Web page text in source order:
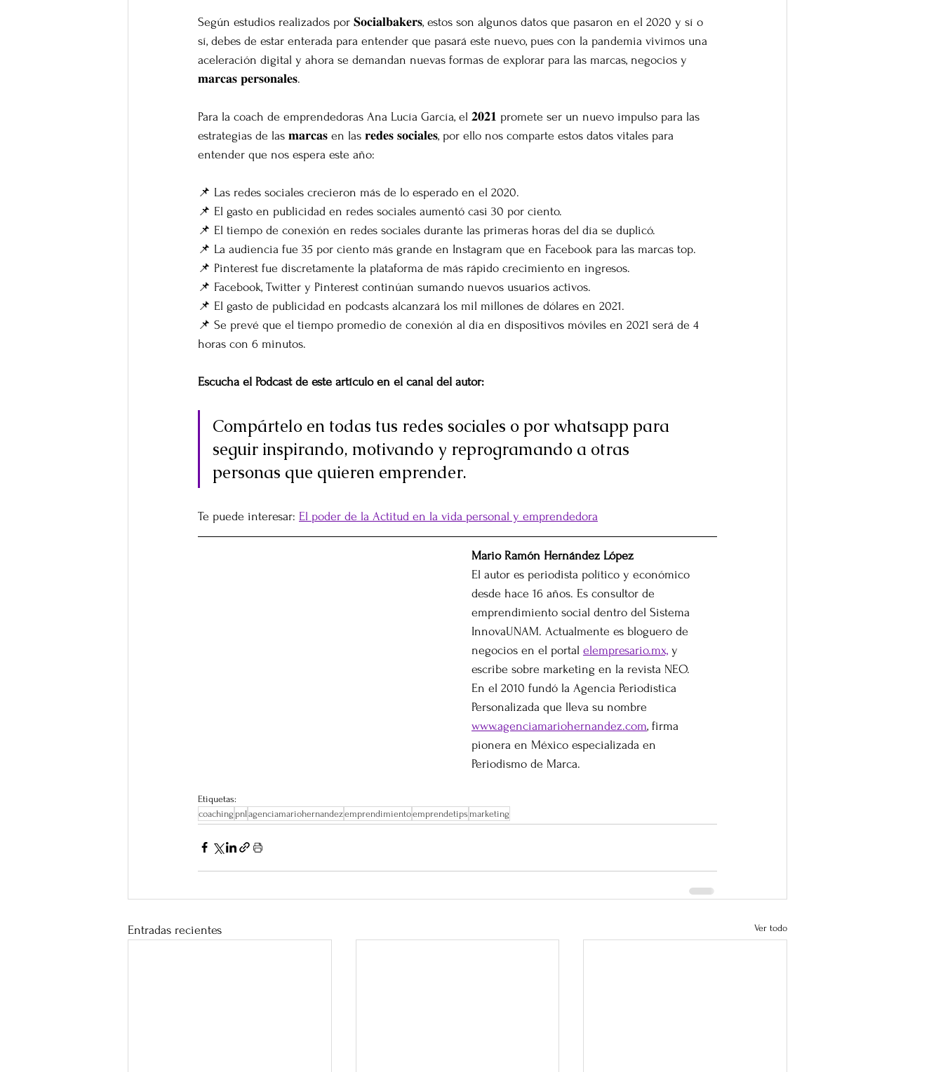
Según estudios realizados por 𝐒𝐨𝐜𝐢𝐚𝐥𝐛𝐚𝐤𝐞𝐫𝐬, estos son algunos datos que pasaron en el 2020 y sí o
sí, debes de estar enterada para entender que pasará este nuevo, pues con la pandemia vivimos una
aceleración digital y ahora se demandan nuevas formas de explorar para las marcas, negocios y
𝐦𝐚𝐫𝐜𝐚𝐬 𝐩𝐞𝐫𝐬𝐨𝐧𝐚𝐥𝐞𝐬.
Para la coach de emprendedoras Ana Lucía García, el 𝟐𝟎𝟐𝟏 promete ser un nuevo impulso para las
estrategias de las 𝐦𝐚𝐫𝐜𝐚𝐬 en las 𝐫𝐞𝐝𝐞𝐬 𝐬𝐨𝐜𝐢𝐚𝐥𝐞𝐬, por ello nos comparte estos datos vitales para
entender que nos espera este año:⁣
📌 Las redes sociales crecieron más de lo esperado en el 2020.⁣
📌 El gasto en publicidad en redes sociales aumentó casi 30 por ciento.⁣
📌 El tiempo de conexión en redes sociales durante las primeras horas del día se duplicó.⁣
📌 La audiencia fue 35 por ciento más grande en Instagram que en Facebook para las marcas top.⁣
📌 Pinterest fue discretamente la plataforma de más rápido crecimiento en ingresos.⁣
📌 Facebook, Twitter y Pinterest continúan sumando nuevos usuarios activos.⁣
📌 El gasto de publicidad en podcasts alcanzará los mil millones de dólares en 2021.⁣
📌 Se prevé que el tiempo promedio de conexión al día en dispositivos móviles en 2021 será de 4
horas con 6 minutos.⁣
Escucha el Podcast de este artículo en el canal del autor:
Compártelo en todas tus redes sociales o por whatsapp para
seguir inspirando, motivando y reprogramando a otras
personas que quieren emprender.
Te puede interesar: El poder de la Actitud en la vida personal y emprendedora
Mario Ramón Hernández López
El autor es periodista político y económico
desde hace 16 años. Es consultor de
emprendimiento social dentro del Sistema
InnovaUNAM. Actualmente es bloguero de
negocios en el portal elempresario.mx, y
escribe sobre marketing en la revista NEO.
En el 2010 fundó la Agencia Periodística
Personalizada que lleva su nombre
www.agenciamariohernandez.com, firma
pionera en México especializada en
Periodismo de Marca.
Etiquetas:
coaching pnl agenciamariohernandezemprendimientoemprendetips marketing
Entradas recientes Ver todo